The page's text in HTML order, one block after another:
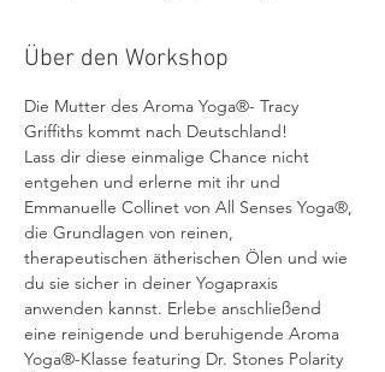
Über den Workshop
Die Mutter des Aroma Yoga®- Tracy
Griffiths kommt nach Deutschland!
Lass dir diese einmalige Chance nicht
entgehen und erlerne mit ihr und
Emmanuelle Collinet von All Senses Yoga®,
die Grundlagen von reinen,
therapeutischen ätherischen Ölen und wie
du sie sicher in deiner Yogapraxis
anwenden kannst. Erlebe anschließend
eine reinigende und beruhigende Aroma
Yoga®-Klasse featuring Dr. Stones Polarity